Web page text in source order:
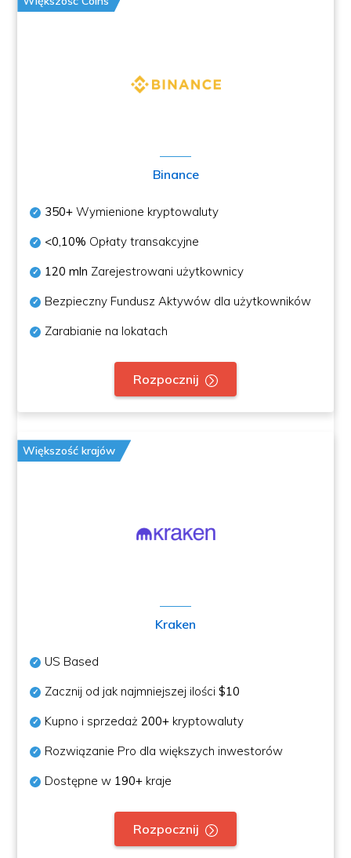
Binance
350+ Wymienione kryptowaluty
<0,10% Opłaty transakcyjne
120 mln Zarejestrowani użytkownicy
Bezpieczny Fundusz Aktywów dla użytkowników
Zarabianie na lokatach
Rozpocznij
Większość krajów
Kraken
US Based
Zacznij od jak najmniejszej ilości$10
Kupno i sprzedaż200+ kryptowaluty
Rozwiązanie Pro dla większych inwestorów
Dostępne w 190+ kraje
Rozpocznij